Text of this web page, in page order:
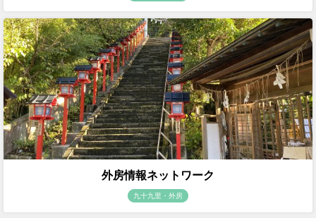
外房情報ネットワーク
九十九里・外房